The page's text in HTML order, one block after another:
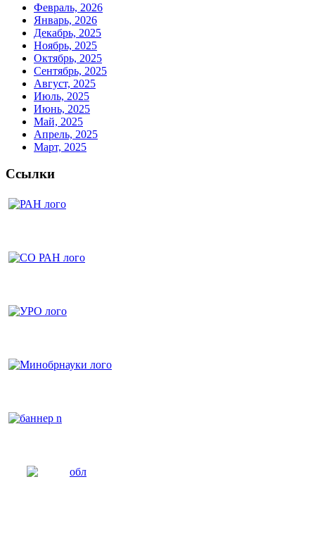
Февраль, 2026
Январь, 2026
Декабрь, 2025
Ноябрь, 2025
Октябрь, 2025
Сентябрь, 2025
Август, 2025
Июль, 2025
Июнь, 2025
Май, 2025
Апрель, 2025
Март, 2025
Ссылки